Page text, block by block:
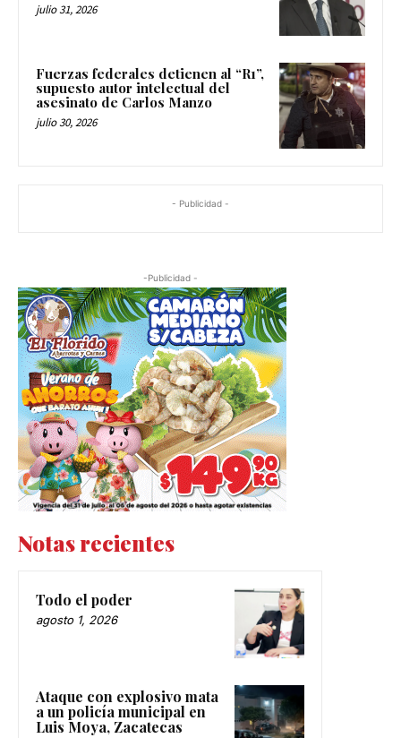
julio 31, 2026
Fuerzas federales detienen al “R1”,
supuesto autor intelectual del
asesinato de Carlos Manzo
julio 30, 2026
- Publicidad -
-Publicidad -
Notas recientes
Todo el poder
agosto 1, 2026
Ataque con explosivo mata
a un policía municipal en
Luis Moya, Zacatecas